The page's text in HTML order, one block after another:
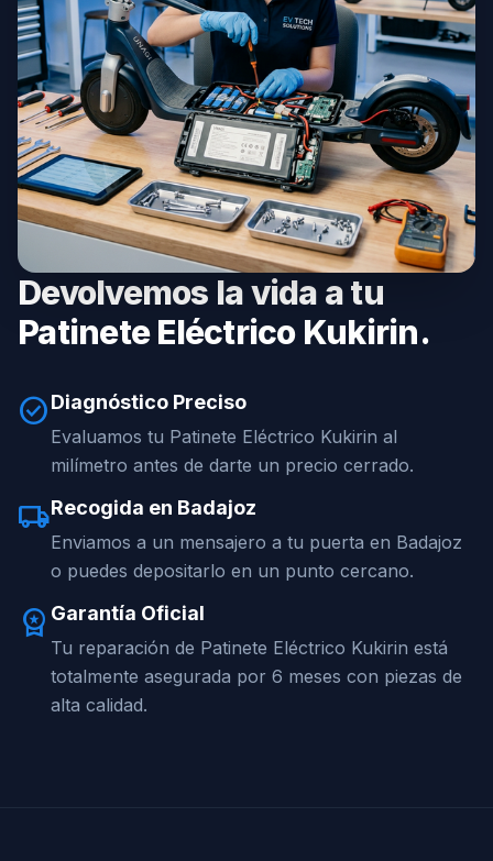
Devolvemos la vida a tu
Patinete Eléctrico Kukirin.
check_circleDiagnóstico Preciso
Evaluamos tu Patinete Eléctrico Kukirin al
milímetro antes de darte un precio cerrado.
local_shippingRecogida en Badajoz
Enviamos a un mensajero a tu puerta en Badajoz
o puedes depositarlo en un punto cercano.
workspace_premium Garantía Oficial
Tu reparación de Patinete Eléctrico Kukirin está
totalmente asegurada por 6 meses con piezas de
alta calidad.